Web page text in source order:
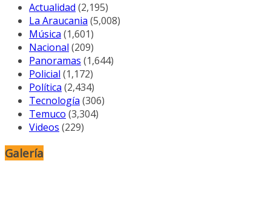
Actualidad (2,195)
La Araucania (5,008)
Música (1,601)
Nacional (209)
Panoramas (1,644)
Policial (1,172)
Política (2,434)
Tecnología (306)
Temuco (3,304)
Videos (229)
Galería